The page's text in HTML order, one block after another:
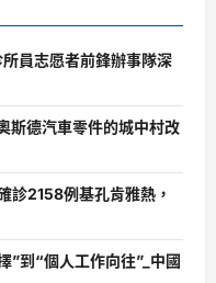
員志愿者前鋒辦事隊深
斯德汽車零件的城中村改
診2158例基孔肯雅熱，
”到“個人工作向往”_中國